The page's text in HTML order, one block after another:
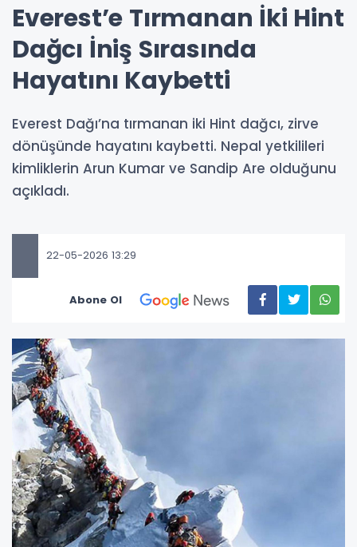
Everest’e Tırmanan İki Hint
Dağcı İniş Sırasında
Hayatını Kaybetti
Everest Dağı’na tırmanan iki Hint dağcı, zirve
dönüşünde hayatını kaybetti. Nepal yetkilileri
kimliklerin Arun Kumar ve Sandip Are olduğunu
açıkladı.
22-05-2026 13:29
Abone Ol